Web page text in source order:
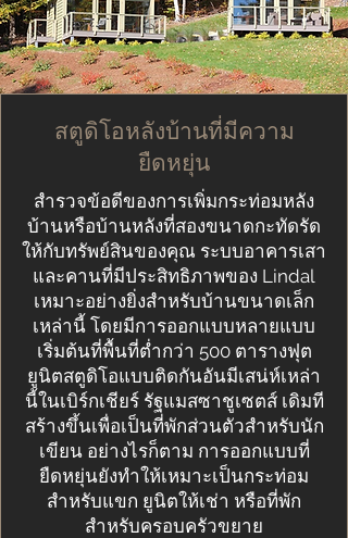
สตูดิโอหลังบ้านที่มีความ
ยืดหยุ่น
สำรวจข้อดีของการเพิ่มกระท่อมหลัง
บ้านหรือบ้านหลังที่สองขนาดกะทัดรัด
ให้กับทรัพย์สินของคุณ ระบบอาคารเสา
และคานที่มีประสิทธิภาพของ Lindal
เหมาะอย่างยิ่งสำหรับบ้านขนาดเล็ก
เหล่านี้ โดยมีการออกแบบหลายแบบ
เริ่มต้นที่พื้นที่ต่ำกว่า 500 ตารางฟุต
ยูนิตสตูดิโอแบบติดกันอันมีเสน่ห์เหล่า
นี้ในเบิร์กเชียร์ รัฐแมสซาชูเซตส์ เดิมที
สร้างขึ้นเพื่อเป็นที่พักส่วนตัวสำหรับนัก
เขียน อย่างไรก็ตาม การออกแบบที่
ยืดหยุ่นยังทำให้เหมาะเป็นกระท่อม
สำหรับแขก ยูนิตให้เช่า หรือที่พัก
สำหรับครอบครัวขยาย